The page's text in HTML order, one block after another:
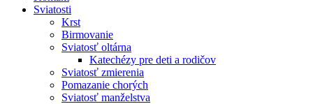
Sviatosti
Krst
Birmovanie
Sviatosť oltárna
Katechézy pre deti a rodičov
Sviatosť zmierenia
Pomazanie chorých
Sviatosť manželstva